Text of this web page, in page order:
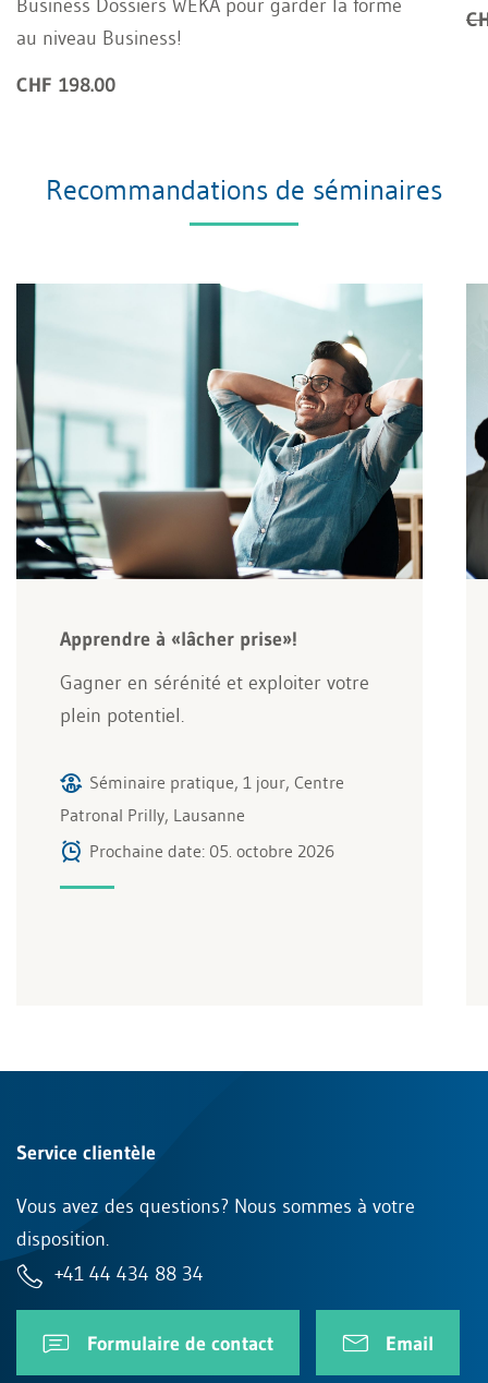
Business Dossiers WEKA pour garder la forme
au niveau Business!
CHF 198.00
Recommandations de séminaires
Apprendre à «lâcher prise»!
Gagner en sérénité et exploiter votre
plein potentiel.
Séminaire pratique, 1 jour, Centre
Patronal Prilly, Lausanne
Prochaine date: 05. octobre 2026
Service clientèle
Vous avez des questions? Nous sommes à votre
disposition.
+41 44 434 88 34
Formulaire de contact Email